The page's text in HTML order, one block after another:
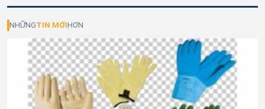
NHỮNGTIN MỚIHƠN